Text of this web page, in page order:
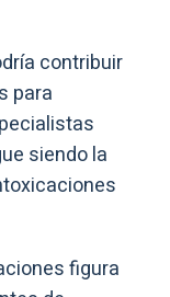
contribuir
para
siendo la
figura